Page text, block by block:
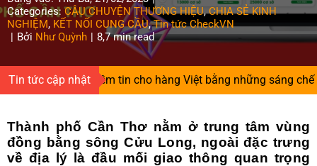
Tin và sự kiện CheckVN
Search
for:
Categories:CÂU CHUYỆN THƯƠNG HIỆU,CHIA SẺ KINH
NGHIỆM, KẾT NỐI CUNG CẦU,Tin tức CheckVN
| Bởi Như Quỳnh | 8,7 min read
Tin tức cập nhật
Người gieo niềm tin cho hàng Việt bằng những sáng chế độc
Thành phố Cần Thơ nằm ở trung tâm vùng
đồng bằng sông Cửu Long, ngoài đặc trưng
về địa lý là đầu mối giao thông quan trọng